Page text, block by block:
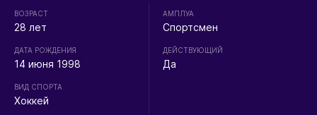
ВОЗРАСТ
28 лет
ДАТА РОЖДЕНИЯ
14 июня 1998
ВИД СПОРТА
Хоккей
АМПЛУА
Спортсмен
ДЕЙСТВУЮЩИЙ
Да